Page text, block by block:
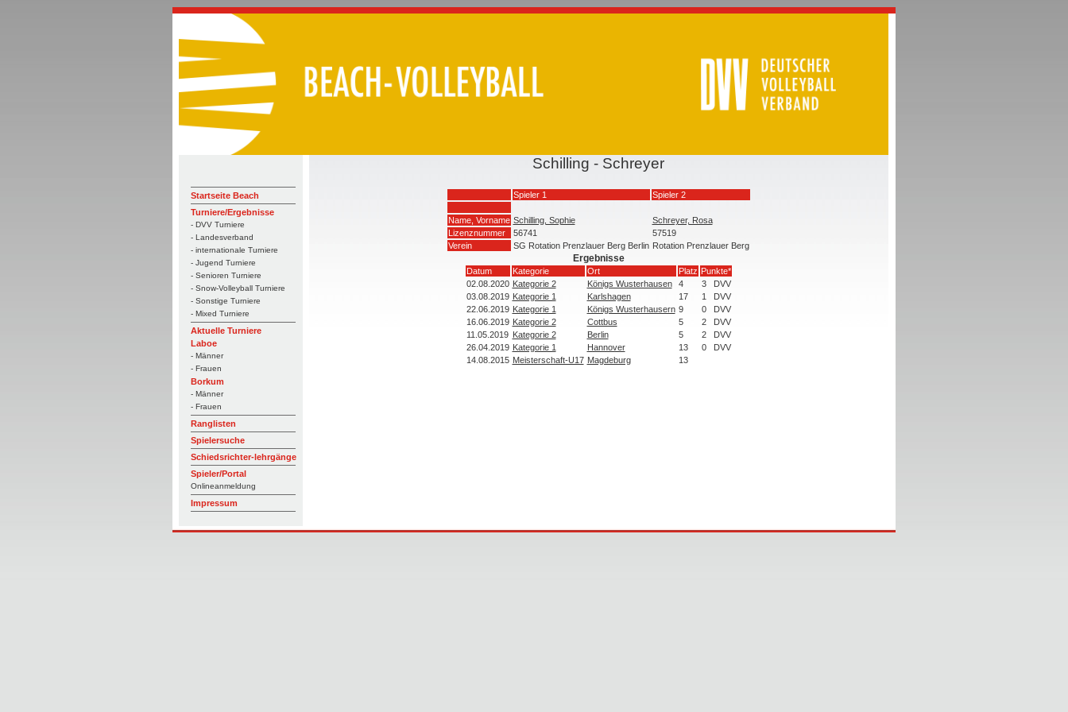
Startseite Beach
Turniere/Ergebnisse
- DVV Turniere
- Landesverband
- internationale Turniere
- Jugend Turniere
- Senioren Turniere
- Snow-Volleyball Turniere
- Sonstige Turniere
- Mixed Turniere
Aktuelle Turniere
Laboe
- Männer
- Frauen
Borkum
- Männer
- Frauen
Ranglisten
Spielersuche
Schiedsrichter-lehrgänge
Spieler/Portal
Onlineanmeldung
Impressum
Schilling - Schreyer
Spieler 1 Spieler 2
Name, Vorname Schilling, Sophie
Schreyer, Rosa
Lizenznummer
56741
57519
Verein
SG Rotation Prenzlauer Berg Berlin Rotation Prenzlauer Berg
Ergebnisse
Datum Kategorie Ort Platz Punkte*
02.08.2020 Kategorie 2 Königs Wusterhausen 4 3
DVV
03.08.2019 Kategorie 1 Karlshagen 17 1
DVV
22.06.2019 Kategorie 1 Königs Wusterhausern 9 0
DVV
16.06.2019 Kategorie 2 Cottbus 5 2
DVV
11.05.2019 Kategorie 2 Berlin 5 2
DVV
26.04.2019 Kategorie 1 Hannover 13 0
DVV
14.08.2015 Meisterschaft-U17 Magdeburg 13